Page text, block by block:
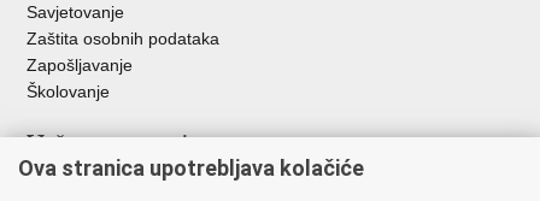
Savjetovanje
Zaštita osobnih podataka
Zapošljavanje
Školovanje
Važne poveznice
Ministarstvo unutarnjih poslova
Ova stranica upotrebljava kolačiće